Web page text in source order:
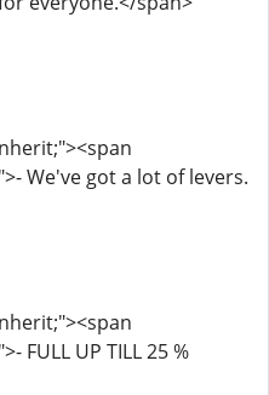
We've got a lot of levers.
FULL UP TILL 25 %